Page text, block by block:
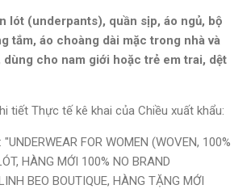
lót (underpants), quần sịp, áo ngủ, bộ
tắm, áo choàng dài mặc trong nhà và
cho nam giới hoặc trẻ em trai, dệt
tiết Thực tế kê khai của Chiều xuất khẩu:
FOR WOMEN (WOVEN, 100%
HÀNG MỚI 100% NO BRAND
BEO BOUTIQUE, HÀNG TẶNG MỚI